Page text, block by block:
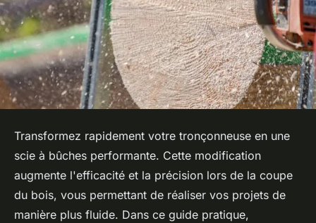
Transformez rapidement votre tronçonneuse en une
scie à bûches performante. Cette modification
augmente l'efficacité et la précision lors de la coupe
du bois, vous permettant de réaliser vos projets de
manière plus fluide. Dans ce guide pratique,